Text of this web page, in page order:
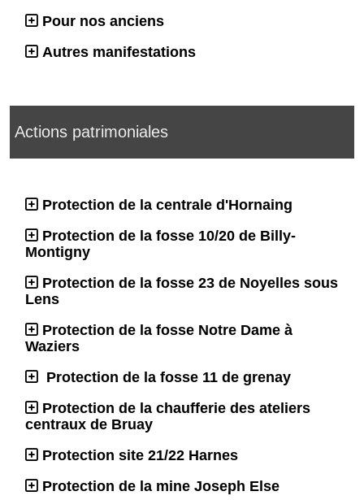
Pour nos anciens
Autres manifestations
Actions patrimoniales
Protection de la centrale d'Hornaing
Protection de la fosse 10/20 de Billy-
Montigny
Protection de la fosse 23 de Noyelles sous
Lens
Protection de la fosse Notre Dame à
Waziers
Protection de la fosse 11 de grenay
Protection de la chaufferie des ateliers
centraux de Bruay
Protection site 21/22 Harnes
Protection de la mine Joseph Else